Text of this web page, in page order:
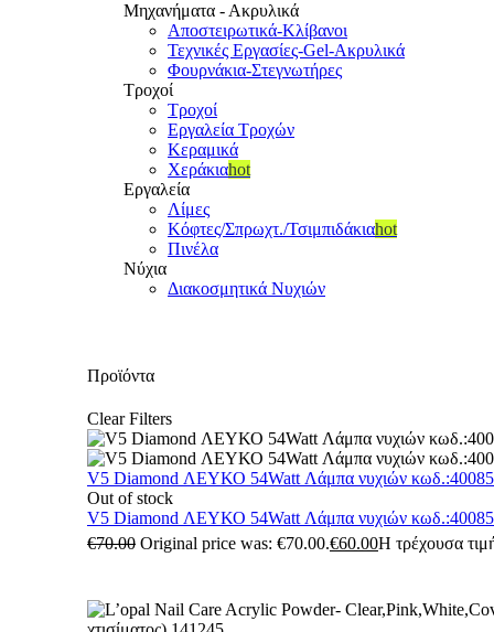
Μηχανήματα - Ακρυλικά
Αποστειρωτικά-Κλίβανοι
Τεχνικές Εργασίες-Gel-Ακρυλικά
Φουρνάκια-Στεγνωτήρες
Τροχοί
Τροχοί
Εργαλεία Τροχών
Κεραμικά
Χεράκιαhot
Εργαλεία
Λίμες
Κόφτες/Σπρωχτ./Τσιμπιδάκιαhot
Πινέλα
Νύχια
Διακοσμητικά Νυχιών
Προϊόντα
Clear Filters
V5 Diamond ΛΕΥΚΟ 54Watt Λάμπα νυχιών
Out of stock
V5 Diamond ΛΕΥΚΟ 54Watt Λάμπα νυχιών
€70.00 Original price was: €70.00.€60.00Η τρέχουσα